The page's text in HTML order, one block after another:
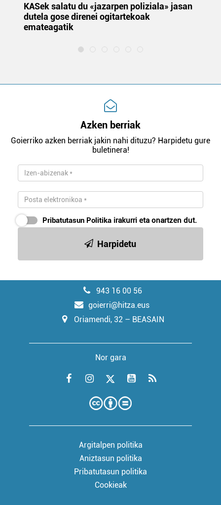
KASek salatu du «jazarpen poliziala» jasan
dutela gose direnei ogitartekoak
emateagatik
Azken berriak
Goierriko azken berriak jakin nahi dituzu? Harpidetu gure
buletinera!
Pribatutasun Politika irakurri eta onartzen dut.
Harpidetu
943 16 00 56
goierri@hitza.eus
Oriamendi, 32 – BEASAIN
Nor gara
Argitalpen politika
Aniztasun politika
Pribatutasun politika
Cookieak